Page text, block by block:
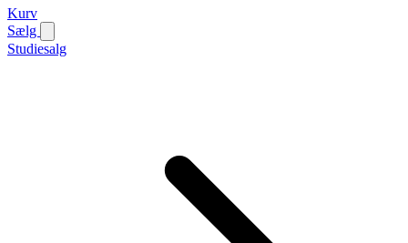
Kurv
Sælg
Studiesalg